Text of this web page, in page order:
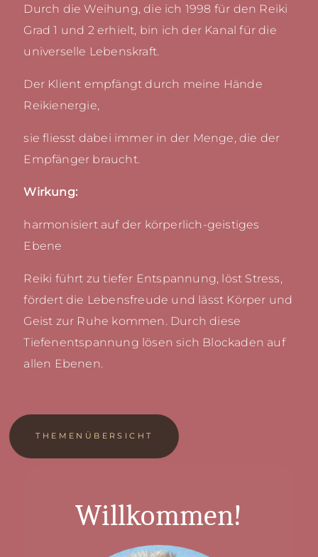
Durch die Weihung, die ich 1998 für den Reiki
Grad 1 und 2 erhielt, bin ich der Kanal für die
universelle Lebenskraft.
Der Klient empfängt durch meine Hände
Reikienergie,
sie fliesst dabei immer in der Menge, die der
Empfänger braucht.
Wirkung:
harmonisiert auf der körperlich-geistiges
Ebene
Reiki führt zu tiefer Entspannung, löst Stress,
fördert die Lebensfreude und lässt Körper und
Geist zur Ruhe kommen. Durch diese
Tiefenentspannung lösen sich Blockaden auf
allen Ebenen.
THEMENÜBERSICHT
Willkommen!